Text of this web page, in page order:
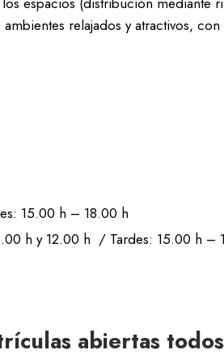
relajados y atractivos,
15.00 h – 18.00 h
h y 12.00 h / Tardes: 15.00 h –
abiertas